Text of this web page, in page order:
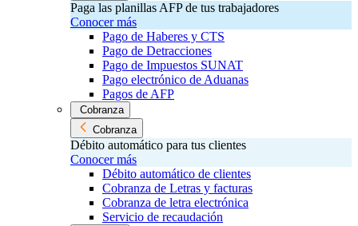
Paga las planillas AFP de tus trabajadores
Conocer más
Pago de Haberes y CTS
Pago de Detracciones
Pago de Impuestos SUNAT
Pago electrónico de Aduanas
Pagos de AFP
Cobranza
Cobranza
Débito automático para tus clientes
Conocer más
Débito automático de clientes
Cobranza de Letras y facturas
Cobranza de letra electrónica
Servicio de recaudación